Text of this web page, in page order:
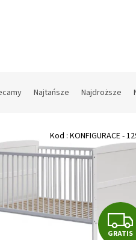
Najtańsze Najdroższe
GRATIS
Kod : KONFIGURACE -